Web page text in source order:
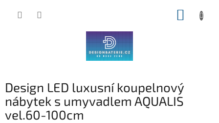
Design LED luxusní koupelnový
nábytek s umyvadlem AQUALIS
vel.60-100cm